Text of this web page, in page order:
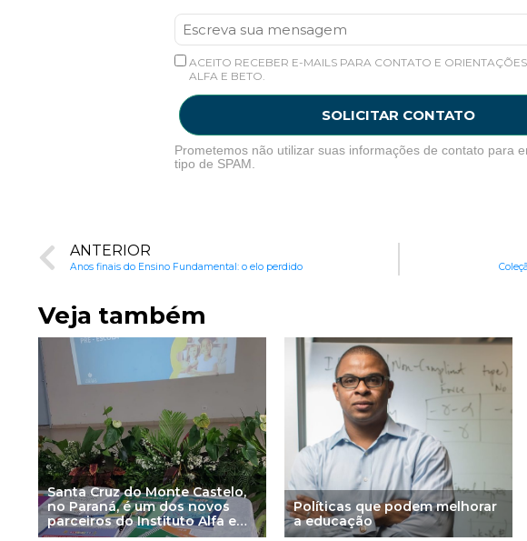
ACEITO RECEBER E-MAILS PARA CONTATO E
ALFA E BETO.
SOLICITAR CONTATO
Prometemos não utilizar suas informações de contato para
tipo de SPAM.
ANTERIOR
Anos finais do Ensino Fundamental: o elo perdido
Veja também
Santa Cruz do Monte Castelo,
no Paraná, é um dos novos
parceiros do Instituto Alfa e
Beto em 2025
Políticas que podem melhorar
a educação